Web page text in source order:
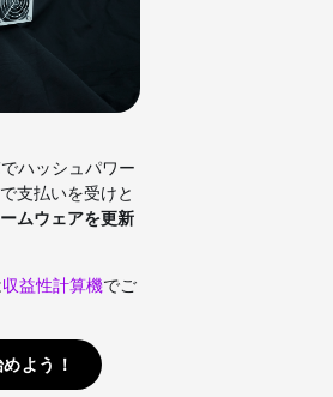
ハッシュパワー
支払いを受けと
ムウェアを更新
収益性計算機でご
よう！